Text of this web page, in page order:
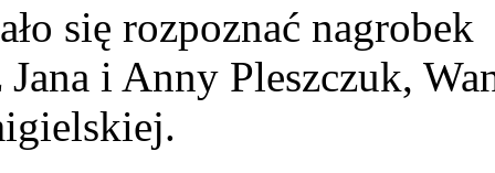
się rozpoznać nagrobek
i Anny Pleszczuk,